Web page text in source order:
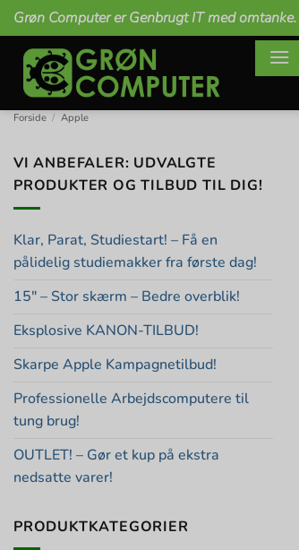
Fortsæt
til
indhold
Grøn Computer er Genbrugt IT med omtanke.
Forside / Apple
VI ANBEFALER: UDVALGTE
PRODUKTER OG TILBUD TIL DIG!
Klar, Parat, Studiestart! – Få en
pålidelig studiemakker fra første dag!
15″ – Stor skærm – Bedre overblik!
Eksplosive KANON-TILBUD!
Skarpe Apple Kampagnetilbud!
Professionelle Arbejdscomputere til
tung brug!
OUTLET! – Gør et kup på ekstra
nedsatte varer!
PRODUKTKATEGORIER